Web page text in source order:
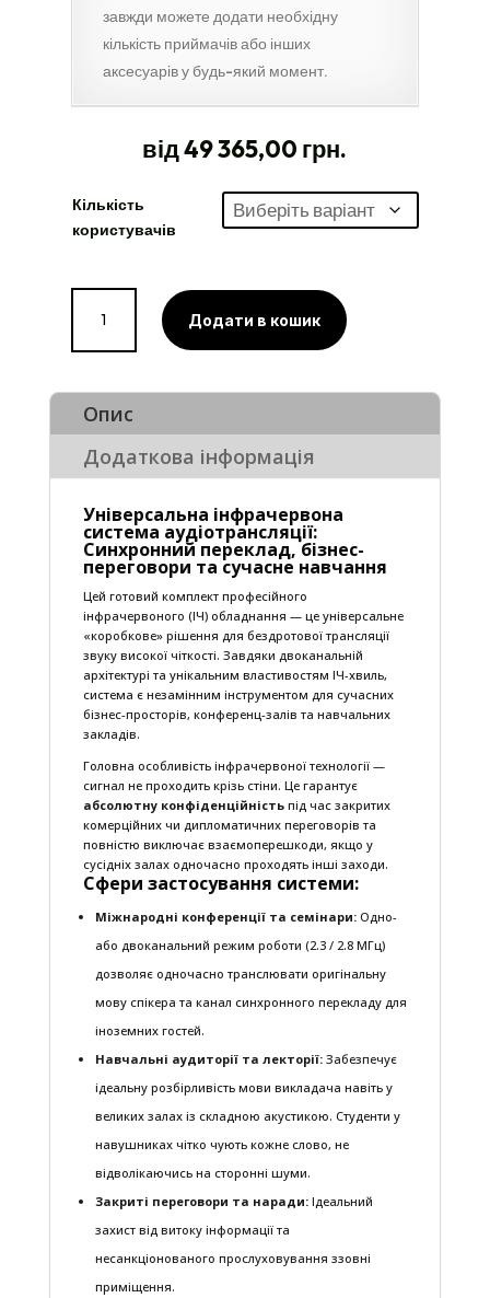
завжди можете додати необхідну
кількість приймачів або інших
аксесуарів у будь-який момент.
від 49 365,00 грн.
Кількість
користувачів
Професійна
інфрачервона
малої
IR
T1
(Комплект)
кількість
Додати в кошик
Опис
Додаткова інформація
Універсальна інфрачервона
система аудіотрансляції:
Синхронний переклад, бізнес-
переговори та сучасне навчання
Цей готовий комплект професійного
інфрачервоного (ІЧ) обладнання — це універсальне
«коробкове» рішення для бездротової трансляції
звуку високої чіткості. Завдяки двоканальній
архітектурі та унікальним властивостям ІЧ-хвиль,
система є незамінним інструментом для сучасних
бізнес-просторів, конференц-залів та навчальних
закладів.
Головна особливість інфрачервоної технології —
сигнал не проходить крізь стіни. Це гарантує
абсолютну конфіденційністьпід час закритих
комерційних чи дипломатичних переговорів та
повністю виключає взаємоперешкоди, якщо у
сусідніх залах одночасно проходять інші заходи.
Сфери застосування системи:
Міжнародні конференції та семінари:Одно-
або двоканальний режим роботи (2.3 / 2.8 МГц)
дозволяє одночасно транслювати оригінальну
мову спікера та канал синхронного перекладу для
іноземних гостей.
Навчальні аудиторії та лекторії:Забезпечує
ідеальну розбірливість мови викладача навіть у
великих залах із складною акустикою. Студенти у
навушниках чітко чують кожне слово, не
відволікаючись на сторонні шуми.
Закриті переговори та наради:Ідеальний
захист від витоку інформації та
несанкціонованого прослуховування ззовні
приміщення.